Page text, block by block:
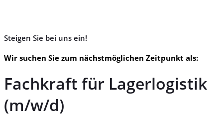
Steigen Sie bei uns ein!
Wir suchen Sie zum nächstmöglichen Zeitpunkt als:
Fachkraft für Lagerlogistik
(m/w/d)